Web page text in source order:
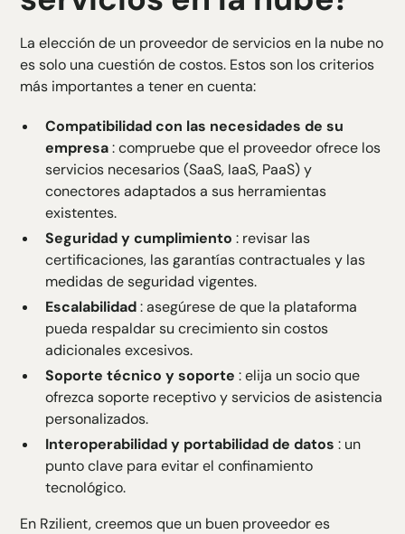
La elección de un proveedor de servicios en la nube no
es solo una cuestión de costos. Estos son los criterios
más importantes a tener en cuenta:
Compatibilidad con las necesidades de su
empresa: compruebe que el proveedor ofrece los
servicios necesarios (SaaS, IaaS, PaaS) y
conectores adaptados a sus herramientas
existentes.
Seguridad y cumplimiento : revisar las
certificaciones, las garantías contractuales y las
medidas de seguridad vigentes.
Escalabilidad: asegúrese de que la plataforma
pueda respaldar su crecimiento sin costos
adicionales excesivos.
Soporte técnico y soporte : elija un socio que
ofrezca soporte receptivo y servicios de asistencia
personalizados.
Interoperabilidad y portabilidad de datos : un
punto clave para evitar el confinamiento
tecnológico.
En Rzilient, creemos que un buen proveedor es